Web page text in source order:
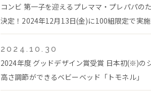
コンビ 第一子を迎えるプレママ・プレパパの
決定！2024年12月13日(金)に100組限定で実施
2024.10.30
2024年度 グッドデザイン賞受賞 日本初(※)の
高さ調節ができるベビーベッド「トモネル」